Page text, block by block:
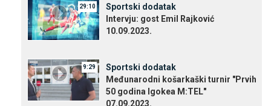
29:10
Sportski dodatak
Intervju: gost Emil Rajković
10.09.2023.
9:29
Sportski dodatak
Međunarodni košarkaški turnir "Prvih
50 godina Igokea M:TEL"
07.09.2023.